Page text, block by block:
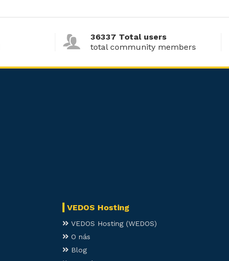
36337 Total users
total community members
VEDOS Hosting
VEDOS Hosting (WEDOS)
O nás
Blog